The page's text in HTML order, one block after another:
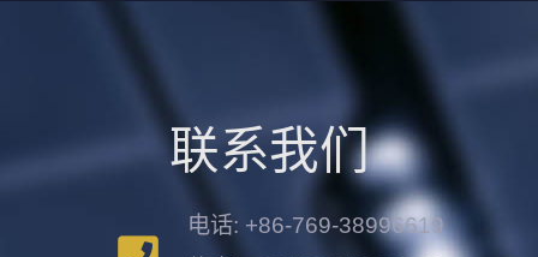
联系我们
电话: +86-769-38996619